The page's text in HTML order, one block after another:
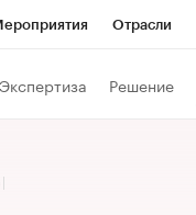
Отрасли
Экспертиза Решение